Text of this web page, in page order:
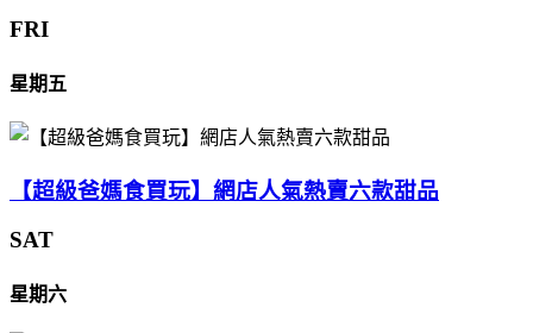
FRI
星期五
【超級爸媽食買玩】網店人氣熱賣六款甜品
SAT
星期六